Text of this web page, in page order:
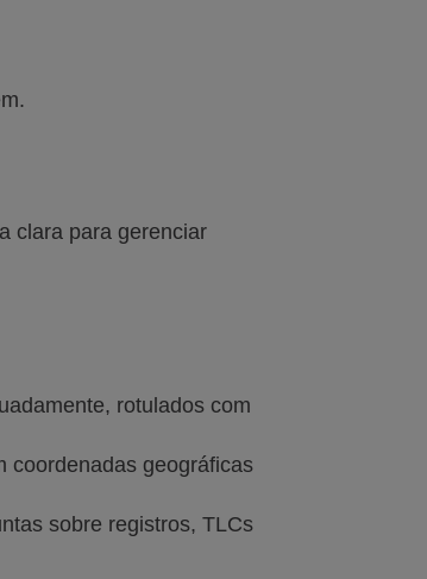
clara para gerenciar
rotulados com
coordenadas geográficas
sobre registros, TLCs